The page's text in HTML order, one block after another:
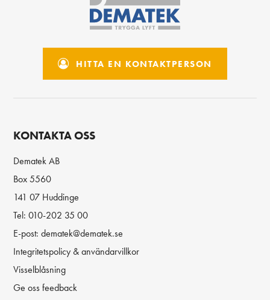
HITTA EN KONTAKTPERSON
KONTAKTA OSS
Dematek AB
Box 5560
141 07 Huddinge
Tel:010-202 35 00
E-post:dematek@dematek.se
Integritetspolicy & användarvillkor
Visselblåsning
Ge oss feedback